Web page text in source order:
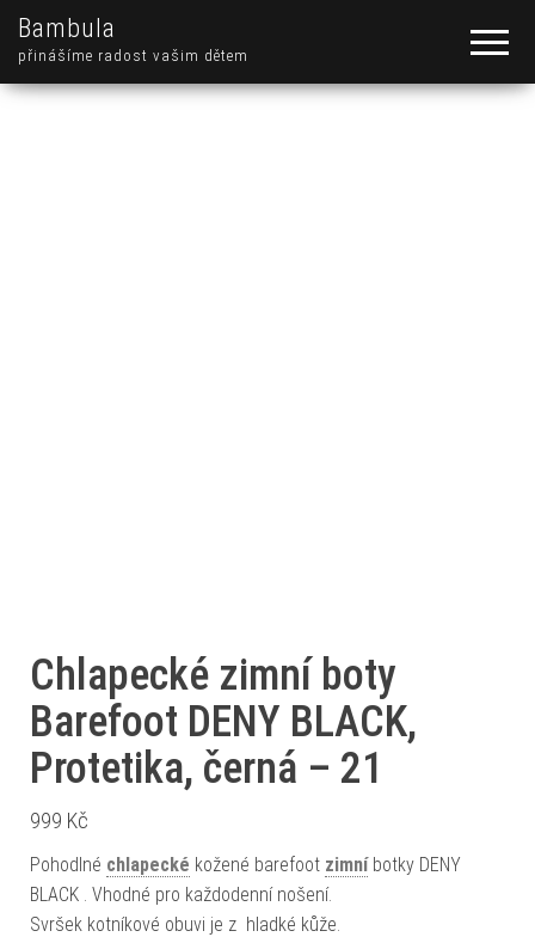
Bambula
přinášíme radost vašim dětem
Chlapecké zimní boty
Barefoot DENY BLACK,
Protetika, černá – 21
999 Kč
Pohodlné chlapecké kožené barefoot zimníbotky DENY
BLACK . Vhodné pro každodenní nošení.
Svršek kotníkové obuvi je z hladké kůže.